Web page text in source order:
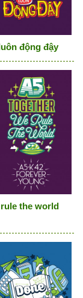
động đậy
the world